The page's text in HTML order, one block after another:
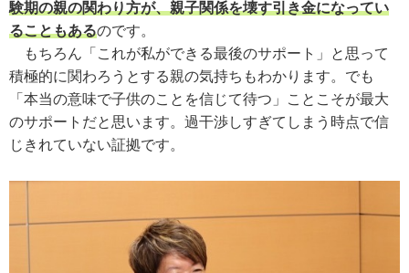
験期の親の関わり方が、親子関係を壊す引き金になってい
ることもあるのです。
もちろん「これが私ができる最後のサポート」と思って
積極的に関わろうとする親の気持ちもわかります。でも
「本当の意味で子供のことを信じて待つ」ことこそが最大
のサポートだと思います。過干渉しすぎてしまう時点で信
じきれていない証拠です。